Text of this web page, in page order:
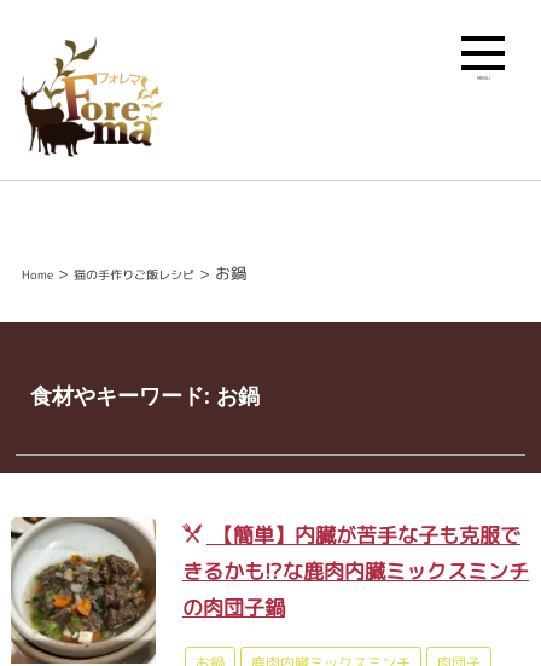
Home> 猫の手作りご飯レシピ> お鍋
食材やキーワード: お鍋
【簡単】内臓が苦手な子も克服で
きるかも!?な鹿肉内臓ミックスミンチ
の肉団子鍋
MENU